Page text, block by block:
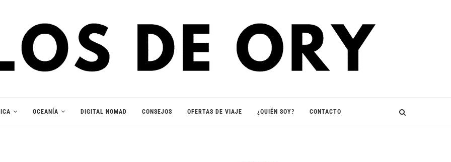
OCEANÍA DIGITAL NOMAD CONSEJOS OFERTAS DE VIAJE ¿QUIÉN SOY? CONTACTO